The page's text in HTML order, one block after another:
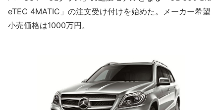
eTEC 4MATIC」の注文受け付けを始めた。メーカー希望
小売価格は1000万円。